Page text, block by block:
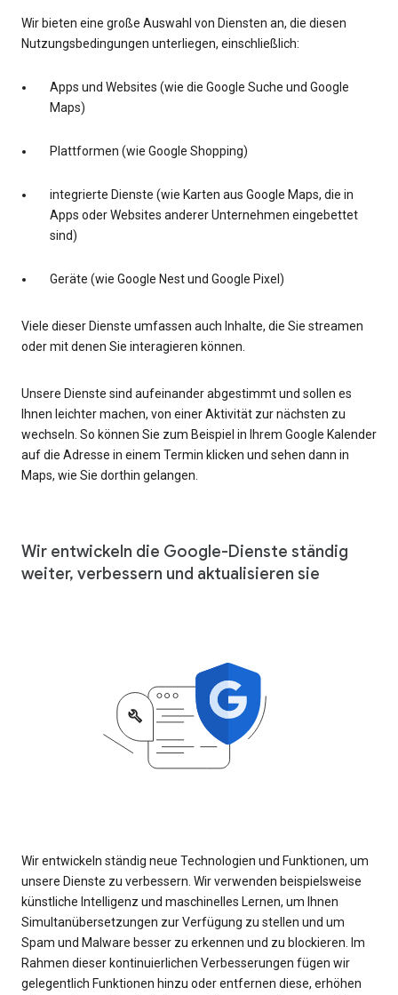
Wir bieten eine große Auswahl von Diensten an, die diesen
Nutzungsbedingungen unterliegen, einschließlich:
Apps und Websites (wie die Google Suche und Google
Maps)
Plattformen (wie Google Shopping)
integrierte Dienste (wie Karten aus Google Maps, die in
Apps oder Websites anderer Unternehmen eingebettet
sind)
Geräte (wie Google Nest und Google Pixel)
Viele dieser Dienste umfassen auch Inhalte, die Sie streamen
oder mit denen Sie interagieren können.
Unsere Dienste sind aufeinander abgestimmt und sollen es
Ihnen leichter machen, von einer Aktivität zur nächsten zu
wechseln. So können Sie zum Beispiel in Ihrem Google Kalender
auf die Adresse in einem Termin klicken und sehen dann in
Maps, wie Sie dorthin gelangen.
Wir entwickeln die Google-Dienste ständig
weiter, verbessern und aktualisieren sie
Wir entwickeln ständig neue Technologien und Funktionen, um
unsere Dienste zu verbessern. Wir verwenden beispielsweise
künstliche Intelligenz und maschinelles Lernen, um Ihnen
Simultanübersetzungen zur Verfügung zu stellen und um
Spam und Malware besser zu erkennen und zu blockieren. Im
Rahmen dieser kontinuierlichen Verbesserungen fügen wir
gelegentlich Funktionen hinzu oder entfernen diese, erhöhen